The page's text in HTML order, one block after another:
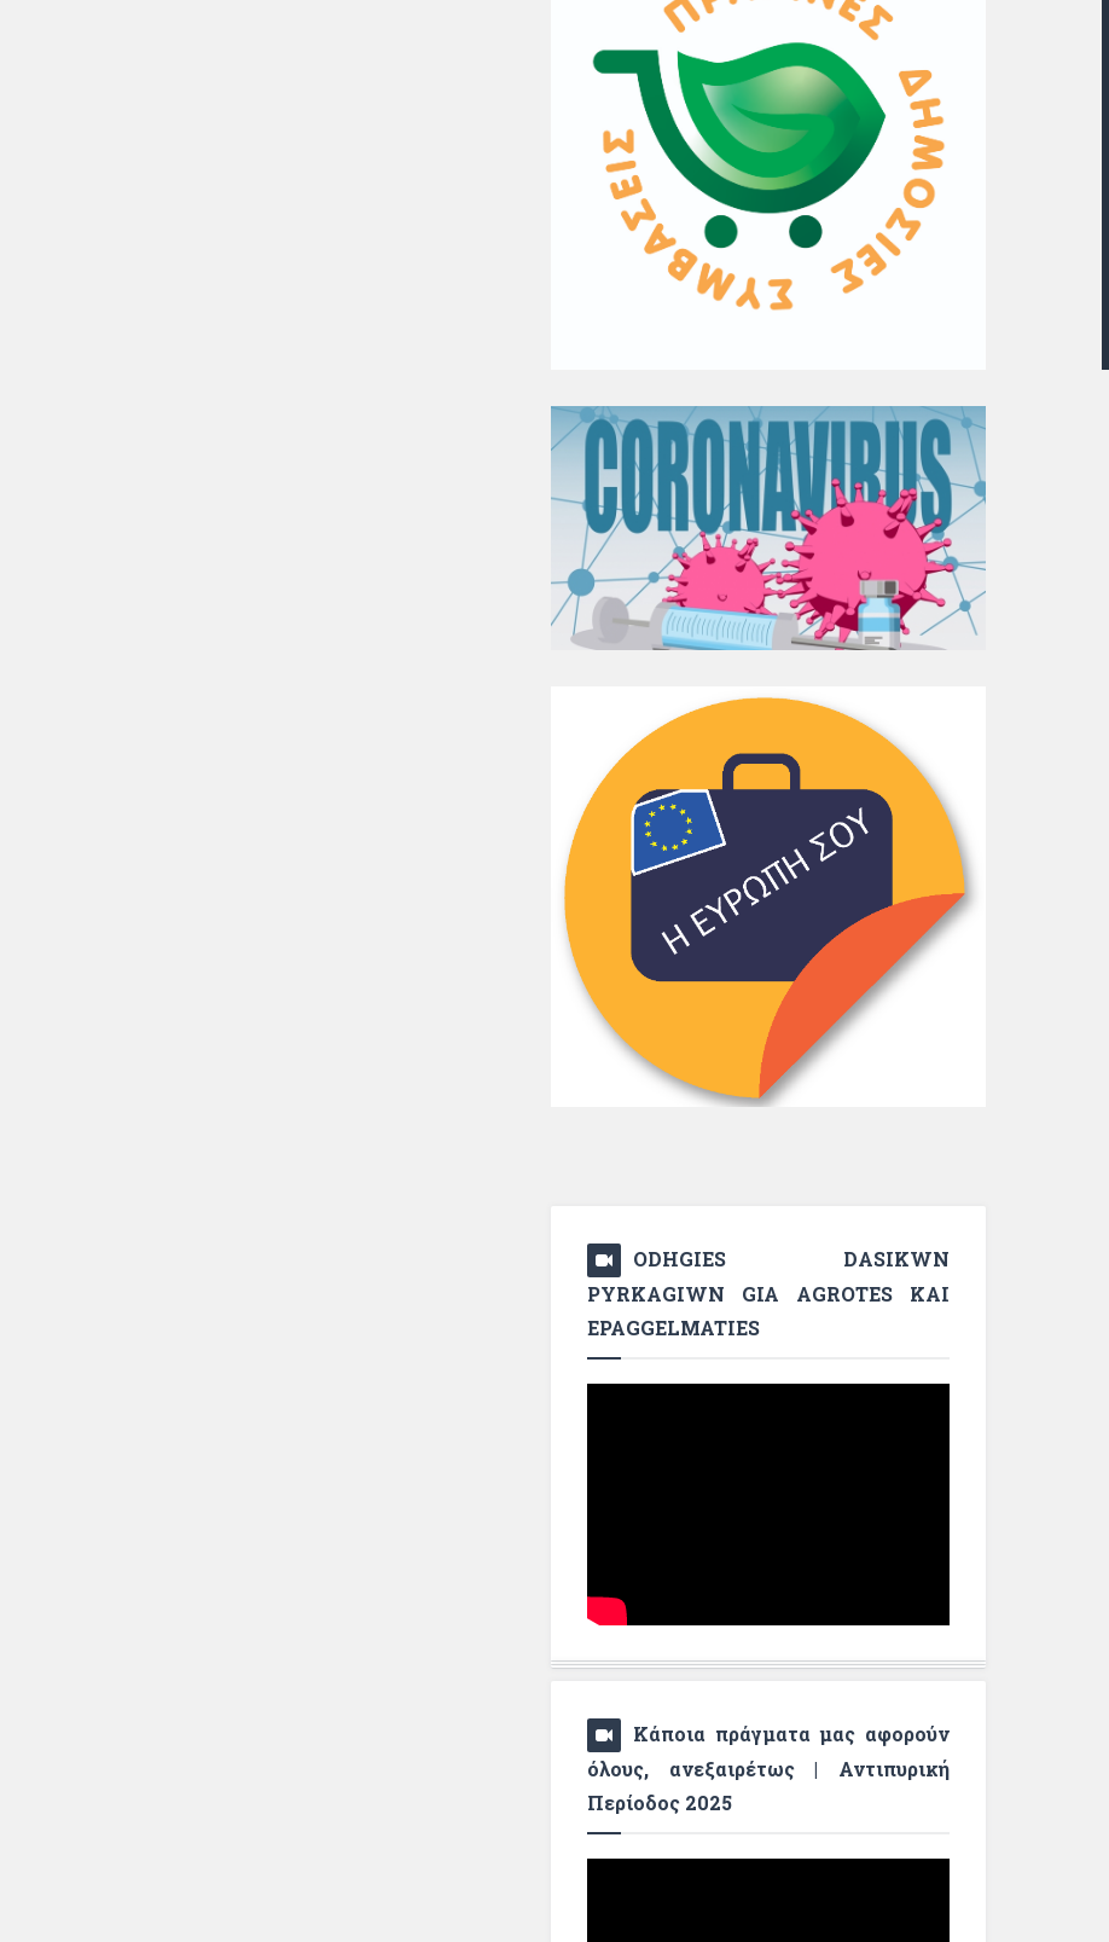
ODHGIES DASIKWN
PYRKAGIWN GIA AGROTES KAI
EPAGGELMATIES
Κάποια πράγματα μας αφορούν
όλους, ανεξαιρέτως | Αντιπυρική
Περίοδος 2025